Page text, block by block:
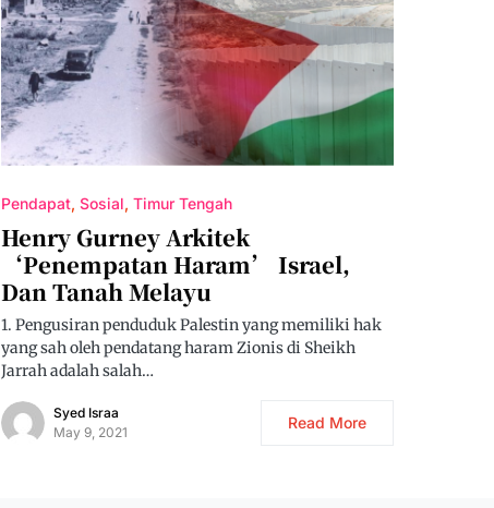
Pendapat Sosial Timur Tengah
Henry Gurney Arkitek
‘penempatan Haram’ Israel,
Dan Tanah Melayu
1. Pengusiran penduduk Palestin yang memiliki hak
yang sah oleh pendatang haram Zionis di Sheikh
Jarrah adalah salah…
Syed Israa
May 9, 2021
Read More